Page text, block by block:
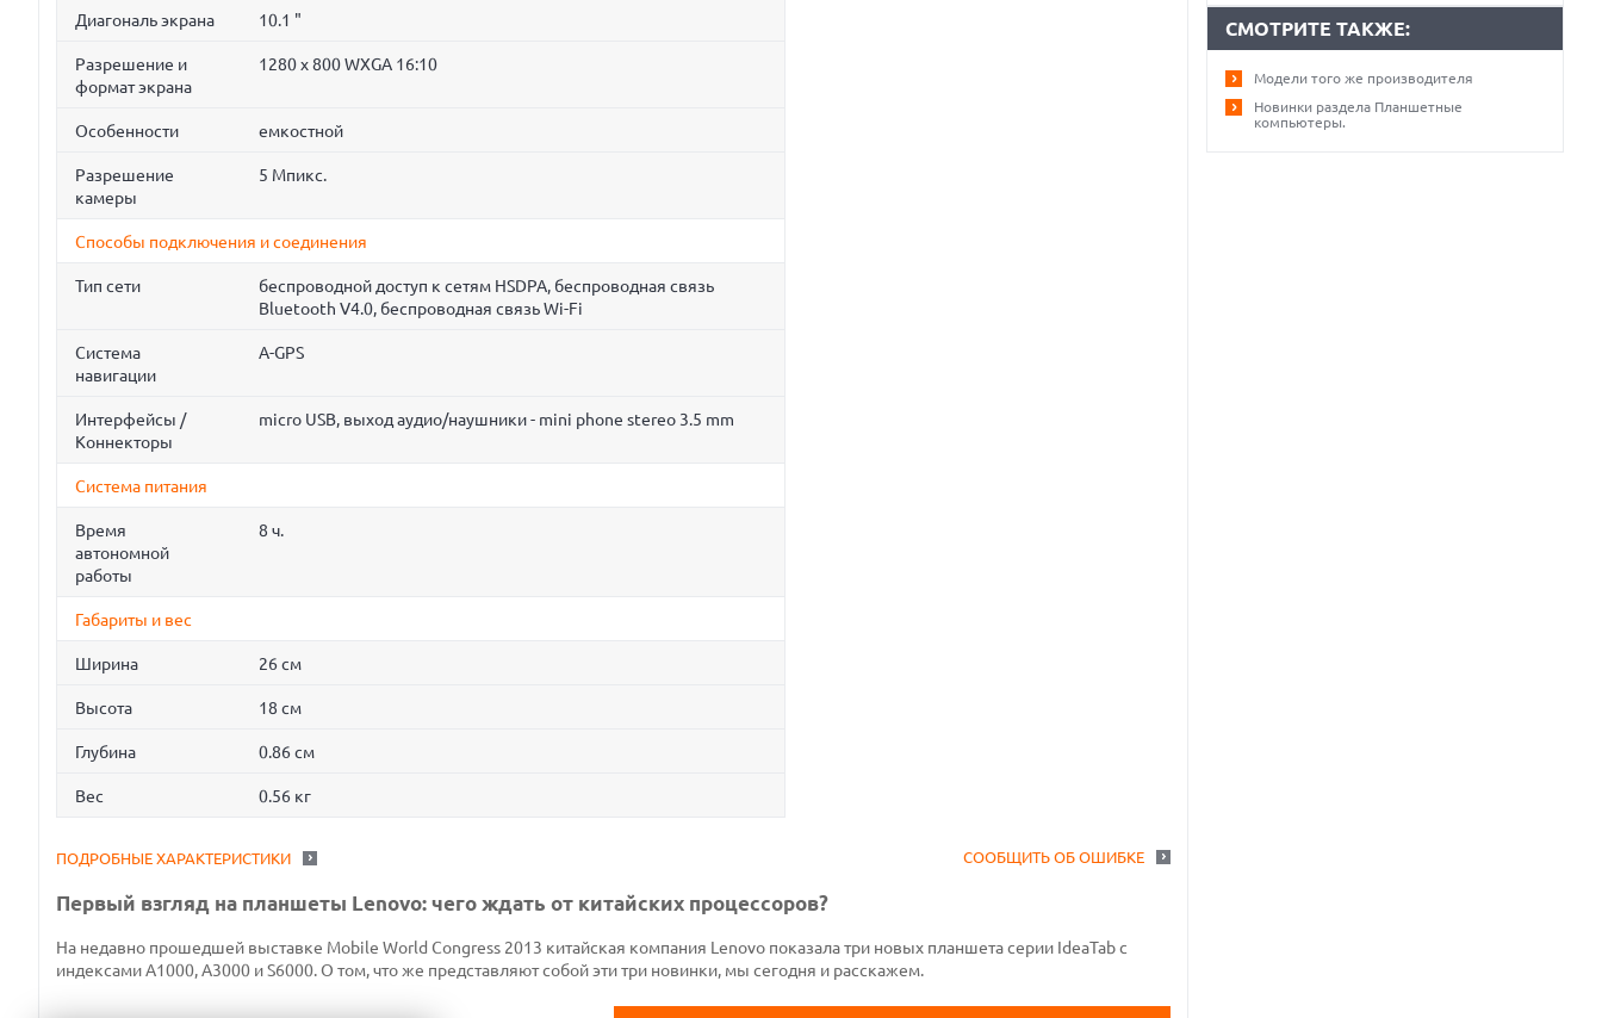
Диагональ экрана 10.1 "
Разрешение и
формат экрана
1280 x 800 WXGA 16:10
Особенности емкостной
Разрешение
камеры
5 Мпикс.
Способы подключения и соединения
Тип сети
беспроводной доступ к сетям HSDPA, беспроводная связь
Bluetooth V4.0, беспроводная связь Wi-Fi
Система
навигации
A-GPS
Интерфейсы /
Коннекторы
micro USB, выход аудио/наушники - mini phone stereo 3.5 mm
Система питания
Время
автономной
работы
8 ч.
Габариты и вес
Ширина 26 см
Высота 18 см
Глубина 0.86 см
Вес 0.56 кг
СООБЩИТЬ ОБ ОШИБКЕ
ПОДРОБНЫЕ ХАРАКТЕРИСТИКИ
Первый взгляд на планшеты Lenovo: чего ждать от китайских процессоров?
На недавно прошедшей выставке Mobile World Congress 2013 китайская компания Lenovo показала три новых планшета серии IdeaTab с
индексами А1000, А3000 и S6000. О том, что же представляют собой эти три новинки, мы сегодня и расскажем.
СМОТРИТЕ ТАКЖЕ:
Модели того же производителя
Новинки раздела Планшетные
компьютеры.